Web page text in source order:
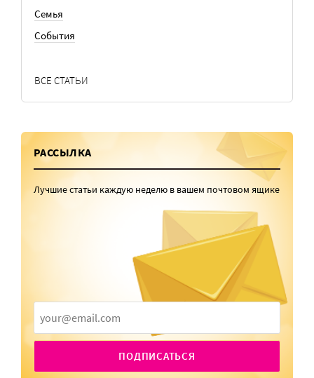
Семья
События
ВСЕ СТАТЬИ
РАССЫЛКА
Лучшие статьи каждую неделю в вашем почтовом ящике
ПОДПИСАТЬСЯ